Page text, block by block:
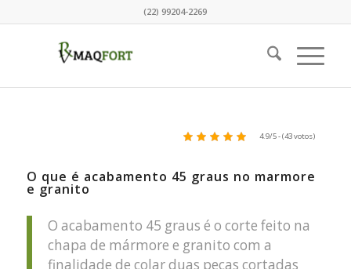
(22) 99204-2269
4.9/5 - (43 votos)
O que é acabamento 45 graus no marmore
e granito
O acabamento 45 graus é o corte feito na
chapa de mármore e granito com a
finalidade de colar duas peças cortadas